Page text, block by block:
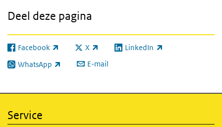
Deel deze pagina
Facebook
(externe link) X
(externe link) LinkedIn
(externe link)
WhatsApp
(externe link) E-mail
Service